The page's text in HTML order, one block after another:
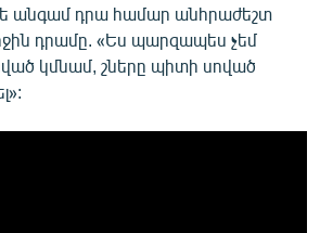
անգամ դրա համար անհրաժեշտ
դրամը. «Ես պարզապես չեմ
կմնամ, շները պիտի սոված